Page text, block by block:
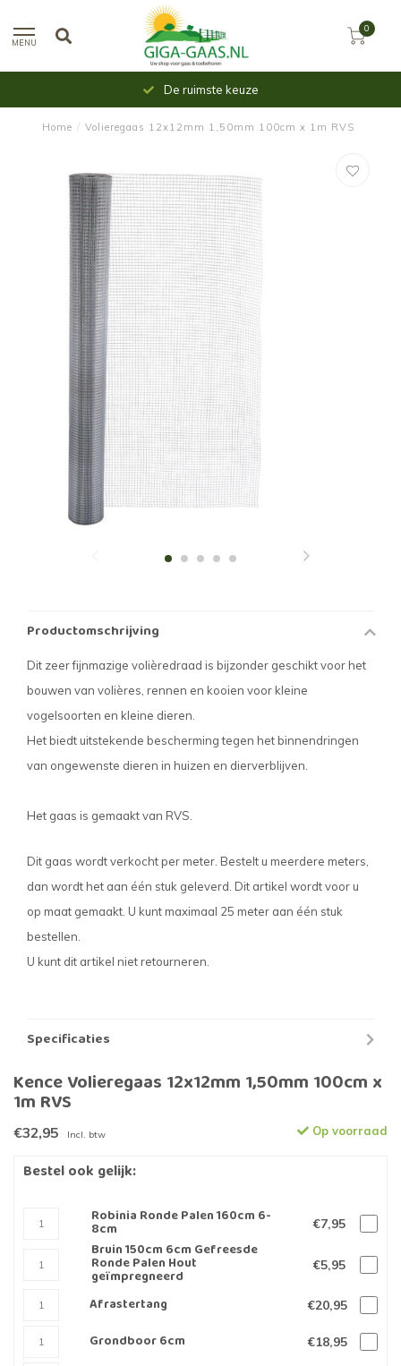
MENU
0
De ruimste keuze
Home / Volieregaas 12x12mm 1,50mm 100cm x 1m RVS
Productomschrijving
Dit zeer fijnmazige volièredraad is bijzonder geschikt voor het
bouwen van volières, rennen en kooien voor kleine
vogelsoorten en kleine dieren.
Het biedt uitstekende bescherming tegen het binnendringen
van ongewenste dieren in huizen en dierverblijven.
Het gaas is gemaakt van RVS.
Dit gaas wordt verkocht per meter. Bestelt u meerdere meters,
dan wordt het aan één stuk geleverd. Dit artikel wordt voor u
op maat gemaakt. U kunt maximaal 25 meter aan één stuk
bestellen.
U kunt dit artikel niet retourneren.
Specificaties
Kence Volieregaas 12x12mm 1,50mm 100cm x
1m RVS
€32,95 Incl. btw Op voorraad
Bestel ook gelijk:
Robinia Ronde Palen 160cm 6-
8cm €7,95
Bruin 150cm 6cm Gefreesde
Ronde Palen Hout
geïmpregneerd
€5,95
Afrastertang €20,95
Grondboor 6cm €18,95